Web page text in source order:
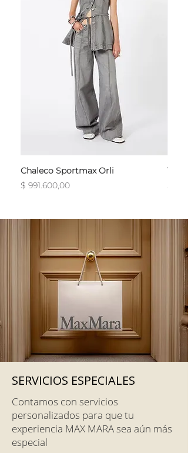
Chaleco Sportmax Orli
Precio
$ 991.600,00
T-
SERVICIOS ESPECIALES
Contamos con servicios
personalizados para que tu
experiencia MAX MARA sea aún más
especial